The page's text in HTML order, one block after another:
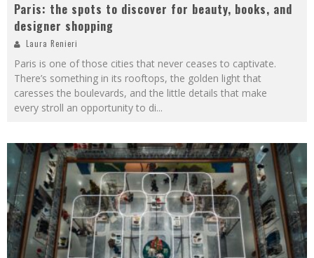
Paris: the spots to discover for beauty, books, and
designer shopping
Laura Renieri
Paris is one of those cities that never ceases to captivate.
There’s something in its rooftops, the golden light that
caresses the boulevards, and the little details that make
every stroll an opportunity to di...